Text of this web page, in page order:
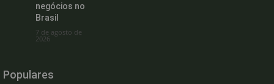
negócios no
Brasil
7 de agosto de
2026
Populares